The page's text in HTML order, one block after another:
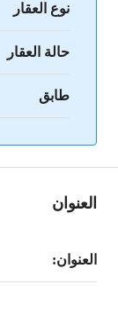
نوع العقار
حالة العقار
طابق
العنوان
العنوان: